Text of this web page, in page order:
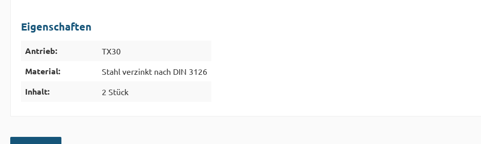
Eigenschaften
Antrieb: TX30
Material: Stahl verzinkt nach DIN 3126
Inhalt: 2 Stück